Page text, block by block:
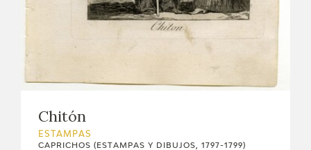
Chitón
ESTAMPAS
CAPRICHOS (ESTAMPAS Y DIBUJOS, 1797-1799)